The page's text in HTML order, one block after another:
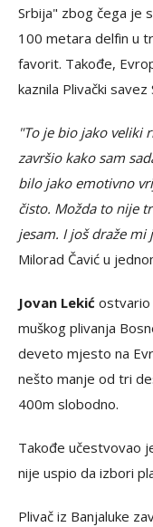
Srbija" zbog čega je
100 metara delfin u
favorit. Takođe,
kaznila Plivački
"To je bio jako veliki
završio kako sam
bilo jako emotivno
čisto. Možda to nije
jesam. I još draže mi
Milorad Čavić u
Jovan Lekić
muškog plivanja
deveto mjesto na
nešto manje od tri
400m slobodno.
Takođe učestvovao
nije uspio da izbori
Plivač iz Banjaluke